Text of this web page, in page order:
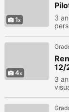
1 3
4
12/
3